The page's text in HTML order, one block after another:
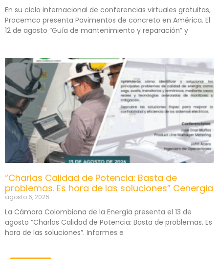
En su ciclo internacional de conferencias virtuales gratuitas,
Procemco presenta Pavimentos de concreto en América. El
12 de agosto “Guía de mantenimiento y reparación” y
“Charlas Calidad de Potencia: Basta de
problemas. Es hora de las soluciones” Cenergia
agosto 6, 2026
La Cámara Colombiana de la Energía presenta el 13 de
agosto “Charlas Calidad de Potencia: Basta de problemas. Es
hora de las soluciones”. Informes e